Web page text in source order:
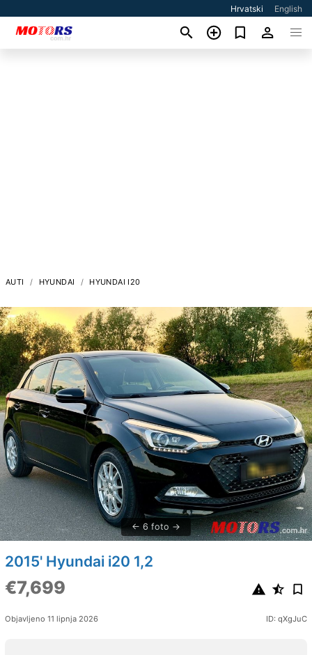
Hrvatski English
AUTI HYUNDAI HYUNDAI I20
6 foto
2015' Hyundai i20 1,2
€7,699
Objavljeno 11 lipnja 2026 ID: qXgJuC